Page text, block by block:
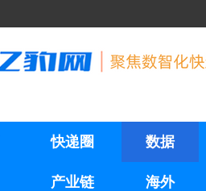
快递圈 数据
产业链 海外